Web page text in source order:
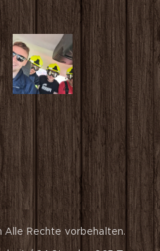
Alle Rechte vorbehalten.